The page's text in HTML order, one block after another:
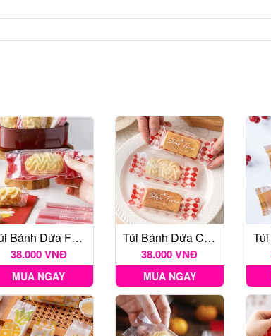
Túi Bánh Dứa Festival Đỏ 50c
38.000 VNĐ
MUA NGAY
Túi Bánh Dứa Caro Đỏ 100c
38.000 VNĐ
MUA NGAY